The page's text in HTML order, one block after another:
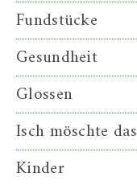
Fundstücke
Gesundheit
Glossen
Isch möschte das
Kinder